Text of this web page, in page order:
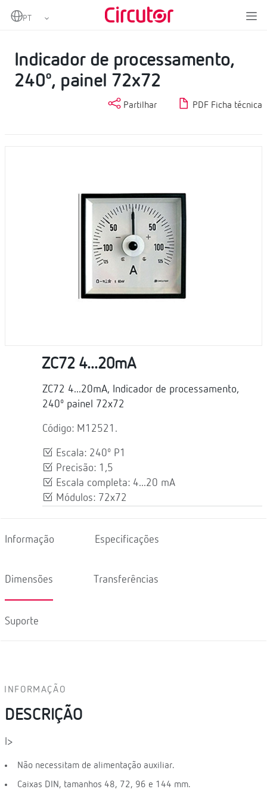
Home
Indicadores de processamento
Indicador de processamento,
240º, painel 72x72
Partilhar PDF Ficha técnica
ZC72 4...20mA
ZC72 4...20mA, Indicador de processamento,
240º painel 72x72
Código: M12521.
Escala: 240º P1
Precisão: 1,5
Escala completa: 4...20 mA
Módulos: 72x72
Informação Especificações
Dimensões Transferências
Suporte
INFORMAÇÃO
DESCRIÇÃO
l>
Não necessitam de alimentação auxiliar.
Caixas DIN, tamanhos 48, 72, 96 e 144 mm.